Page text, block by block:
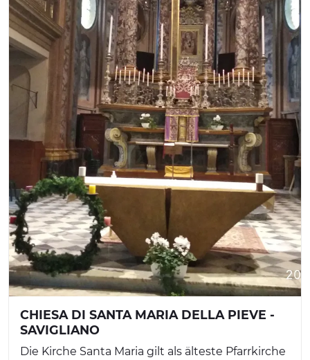
CHIESA DI SANTA MARIA DELLA PIEVE -
SAVIGLIANO
Die Kirche Santa Maria gilt als älteste Pfarrkirche